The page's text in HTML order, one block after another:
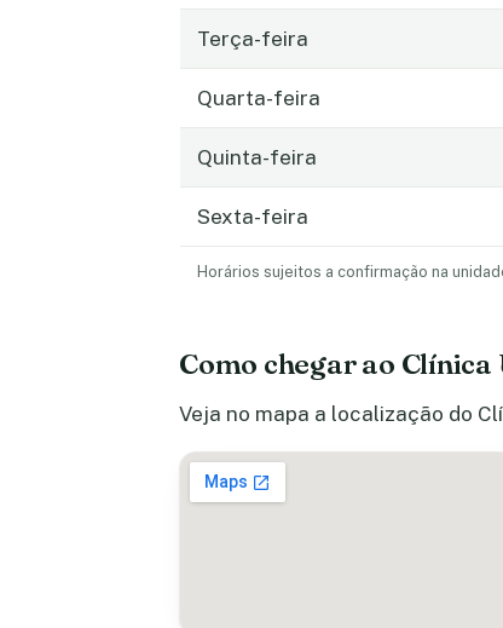
Terça-feira
Quarta-feira
Quinta-feira
Sexta-feira
Horários sujeitos a confirmação na
Como chegar ao
Veja no mapa a localização do